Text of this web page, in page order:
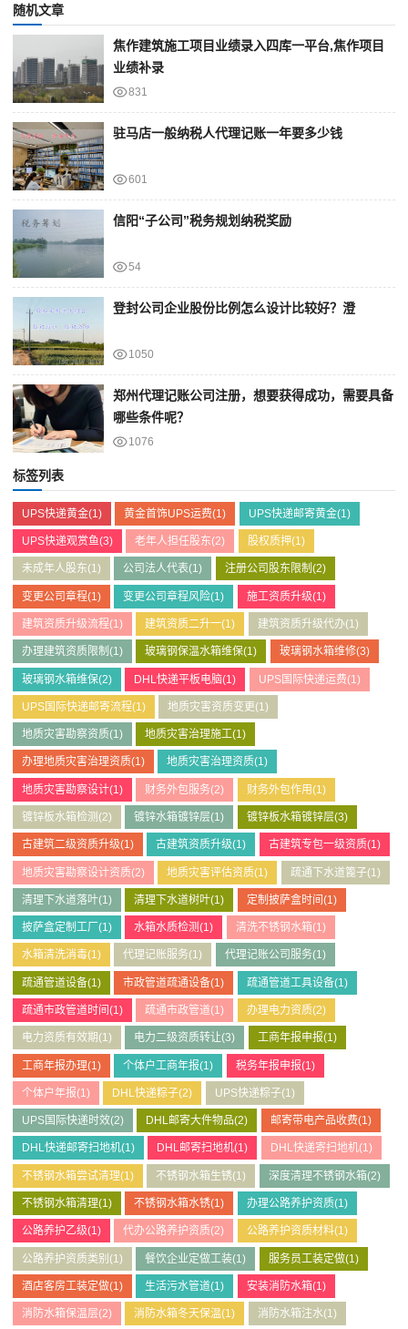
随机文章
焦作建筑施工项目业绩录入四库一平台,焦作项目
业绩补录
831
驻马店一般纳税人代理记账一年要多少钱
601
信阳“子公司”税务规划纳税奖励
54
登封公司企业股份比例怎么设计比较好？澄
1050
郑州代理记账公司注册，想要获得成功，需要具备
哪些条件呢？
1076
标签列表
UPS快递黄金(1) 黄金首饰UPS运费(1) UPS快递邮寄黄金(1)
UPS快递观赏鱼(3) 老年人担任股东(2) 股权质押(1)
未成年人股东(1) 公司法人代表(1) 注册公司股东限制 (2)
变更公司章程(1) 变更公司章程风险(1) 施工资质升级(1)
建筑资质升级流程(1) 建筑资质二升一(1) 建筑资质升级代办(1)
办理建筑资质限制 (1) 玻璃钢保温水箱维保(1) 玻璃钢水箱维修(3)
玻璃钢水箱维保(2) DHL快递平板电脑(1) UPS国际快递运费(1)
UPS国际快递邮寄流程(1) 地质灾害资质变更(1)
地质灾害勘察资质(1) 地质灾害治理施工(1)
办理地质灾害治理资质(1) 地质灾害治理资质(1)
地质灾害勘察设计(1) 财务外包服务(2) 财务外包作用(1)
镀锌板水箱检测 (2) 镀锌水箱镀锌层(1) 镀锌板水箱镀锌层(3)
古建筑二级资质升级(1) 古建筑资质升级(1) 古建筑专包一级资质(1)
地质灾害勘察设计资质(2) 地质灾害评估资质(1) 疏通下水道篦子(1)
清理下水道落叶(1) 清理下水道树叶(1) 定制披萨盒时间(1)
披萨盒定制工厂 (1) 水箱水质检测(1) 清洗不锈钢水箱(1)
水箱清洗消毒(1) 代理记账服务(1) 代理记账公司服务(1)
疏通管道设备(1) 市政管道疏通设备(1) 疏通管道工具设备(1)
疏通市政管道时间 (1) 疏通市政管道(1) 办理电力资质(2)
电力资质有效期 (1) 电力二级资质转让(3) 工商年报申报(1)
工商年报办理(1) 个体户工商年报(1) 税务年报申报(1)
个体户年报(1) DHL快递粽子(2) UPS快递粽子(1)
UPS国际快递时效(2) DHL邮寄大件物品(2) 邮寄带电产品收费(1)
DHL快递邮寄扫地机(1) DHL邮寄扫地机(1) DHL快递寄扫地机(1)
不锈钢水箱尝试清理(1) 不锈钢水箱生锈(1) 深度清理不锈钢水箱(2)
不锈钢水箱清理(1) 不锈钢水箱水锈(1) 办理公路养护资质(1)
公路养护乙级(1) 代办公路养护资质(2) 公路养护资质材料(1)
公路养护资质类别 (1) 餐饮企业定做工装(1) 服务员工装定做(1)
酒店客房工装定做(1) 生活污水管道(1) 安装消防水箱(1)
消防水箱保温层(2) 消防水箱冬天保温(1) 消防水箱注水(1)